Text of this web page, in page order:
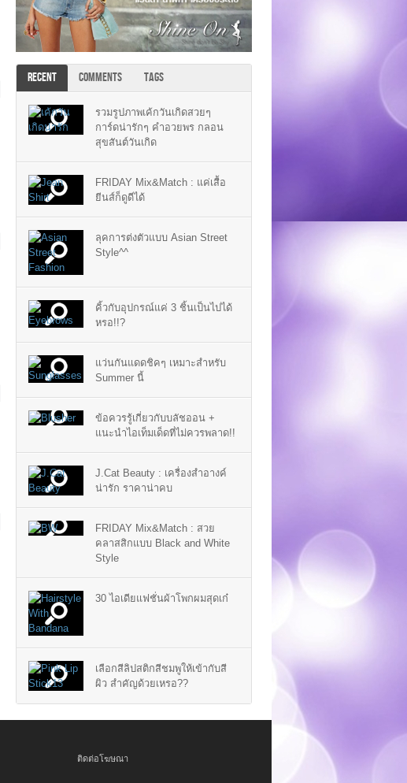
RECENT COMMENTS TAGS
รวมรูปภาพเค้กวันเกิดสวยๆ
การ์ดน่ารักๆ คำอวยพร กลอน
สุขสันต์วันเกิด
FRIDAY Mix&Match : แค่เสื้อ
ยีนส์ก็ดูดีได้
ลุคการต่งตัวแบบ Asian Street
Style^^
คิ้วกับอุปกรณ์แค่ 3 ชิ้นเป็นไปได้
หรอ!!?
แว่นกันแดดชิคๆ เหมาะสำหรับ
Summer นี้
ข้อควรรู้เกี่ยวกับบลัชออน +
แนะนำไอเท็มเด็ดที่ไม่ควรพลาด!!
J.Cat Beauty : เครื่องสำอางค์
น่ารัก ราคาน่าคบ
FRIDAY Mix&Match : สวย
คลาสสิกแบบ Black and White
Style
30 ไอเดียแฟชั่นผ้าโพกผมสุดเก๋
เลือกสีลิปสติกสีชมพูให้เข้ากับสี
ผิว สำคัญด้วยเหรอ??
ติดต่อโฆษณา